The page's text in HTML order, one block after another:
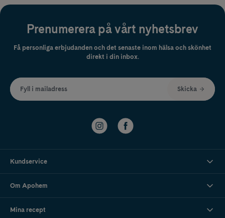
Prenumerera på vårt nyhetsbrev
Få personliga erbjudanden och det senaste inom hälsa och skönhet
direkt i din inbox.
Fyll i mailadress Skicka
Kundservice
Om Apohem
Mina recept